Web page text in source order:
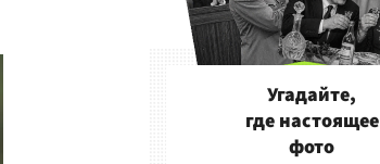
Угадайте,
где настоящее
фото